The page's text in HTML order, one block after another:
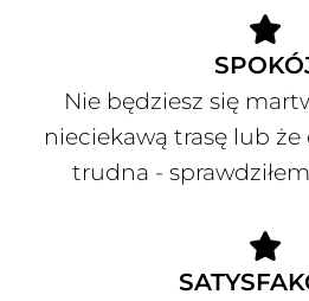
Nie będziesz się
nieciekawą trasę lub że
trudna -